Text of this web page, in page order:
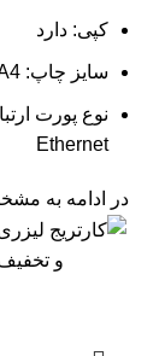
کپی: دارد
سایز چاپ: A4
Ethernet
در ادامه به
و